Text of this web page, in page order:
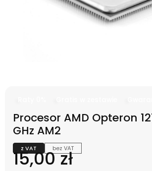
Procesor AMD Opteron
GHz AM2
z VAT bez VAT
Cena
15,00 zł